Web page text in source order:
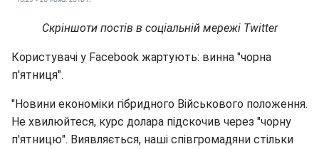
Скріншоти постів в соціальній мережі Twitter
Користувачі у Facebook жартують: винна "чорна
п'ятниця".
"Новини економіки гібридного Військового положення.
Не хвилюйтеся, курс долара підскочив через "чорну
п'ятницю". Виявляється, наші співгромадяни стільки